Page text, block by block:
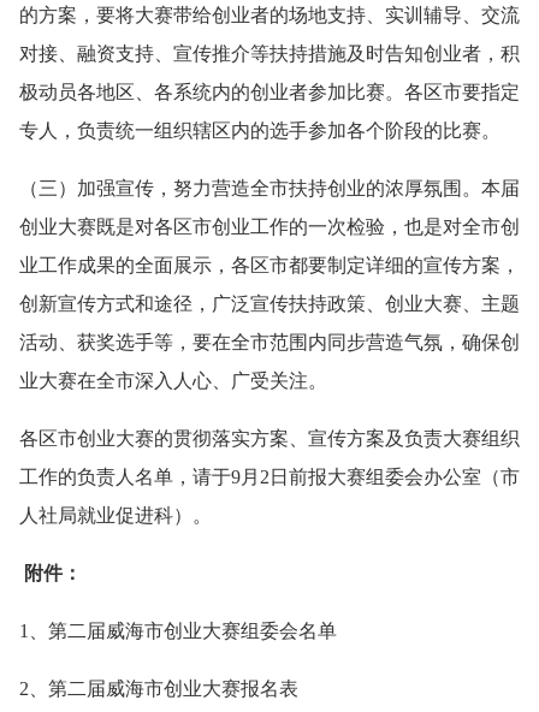
的方案，要将大赛带给创业者的场地支持、实训辅导、交流
对接、融资支持、宣传推介等扶持措施及时告知创业者，积
极动员各地区、各系统内的创业者参加比赛。各区市要指定
专人，负责统一组织辖区内的选手参加各个阶段的比赛。
（三）加强宣传，努力营造全市扶持创业的浓厚氛围。本届
创业大赛既是对各区市创业工作的一次检验，也是对全市创
业工作成果的全面展示，各区市都要制定详细的宣传方案，
创新宣传方式和途径，广泛宣传扶持政策、创业大赛、主题
活动、获奖选手等，要在全市范围内同步营造气氛，确保创
业大赛在全市深入人心、广受关注。
各区市创业大赛的贯彻落实方案、宣传方案及负责大赛组织
工作的负责人名单，请于9月2日前报大赛组委会办公室（市
人社局就业促进科）。
附件：
1、第二届威海市创业大赛组委会名单
2、第二届威海市创业大赛报名表